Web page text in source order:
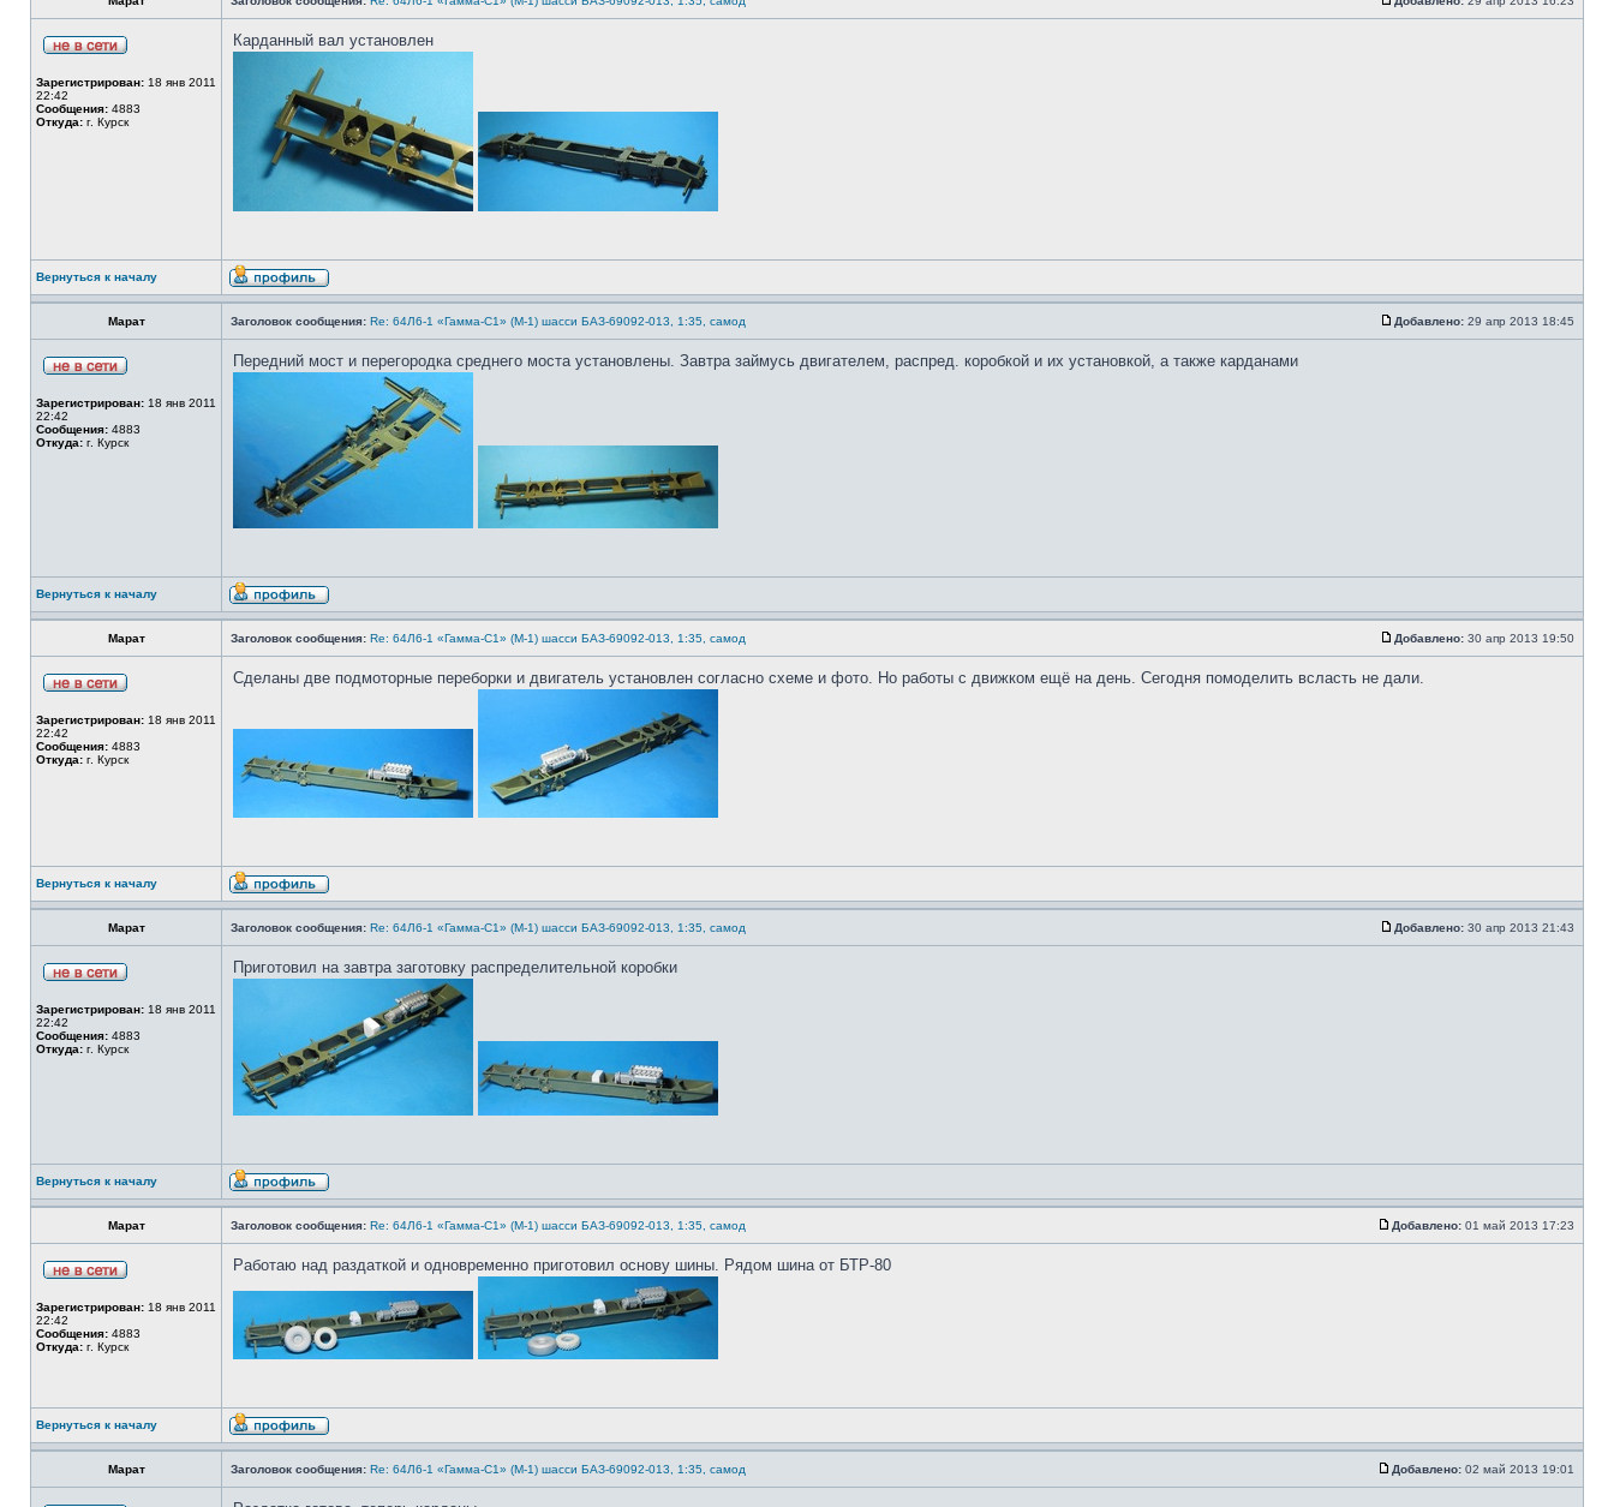
Зарегистрирован: 18 янв 2011
22:42
Сообщения: 4883
Откуда: г. Курск
Карданный вал установлен
Вернуться к началу
Марат Заголовок сообщения: Re: 64Л6-1 «Гамма-С1» (М-1) шасси БАЗ-69092-013, 1:35, самод Добавлено: 29 апр 2013 18:45
Зарегистрирован: 18 янв 2011
22:42
Сообщения: 4883
Откуда: г. Курск
Передний мост и перегородка среднего моста установлены. Завтра займусь двигателем, распред. коробкой и их установкой, а также карданами
Вернуться к началу
Марат Заголовок сообщения: Re: 64Л6-1 «Гамма-С1» (М-1) шасси БАЗ-69092-013, 1:35, самод Добавлено: 30 апр 2013 19:50
Зарегистрирован: 18 янв 2011
22:42
Сообщения: 4883
Откуда: г. Курск
Сделаны две подмоторные переборки и двигатель установлен согласно схеме и фото. Но работы с движком ещё на день. Сегодня помоделить всласть не дали.
Вернуться к началу
Марат Заголовок сообщения: Re: 64Л6-1 «Гамма-С1» (М-1) шасси БАЗ-69092-013, 1:35, самод Добавлено: 30 апр 2013 21:43
Зарегистрирован: 18 янв 2011
22:42
Сообщения: 4883
Откуда: г. Курск
Приготовил на завтра заготовку распределительной коробки
Вернуться к началу
Марат Заголовок сообщения: Re: 64Л6-1 «Гамма-С1» (М-1) шасси БАЗ-69092-013, 1:35, самод Добавлено: 01 май 2013 17:23
Зарегистрирован: 18 янв 2011
22:42
Сообщения: 4883
Откуда: г. Курск
Работаю над раздаткой и одновременно приготовил основу шины. Рядом шина от БТР-80
Вернуться к началу
Марат Заголовок сообщения: Re: 64Л6-1 «Гамма-С1» (М-1) шасси БАЗ-69092-013, 1:35, самод Добавлено: 02 май 2013 19:01